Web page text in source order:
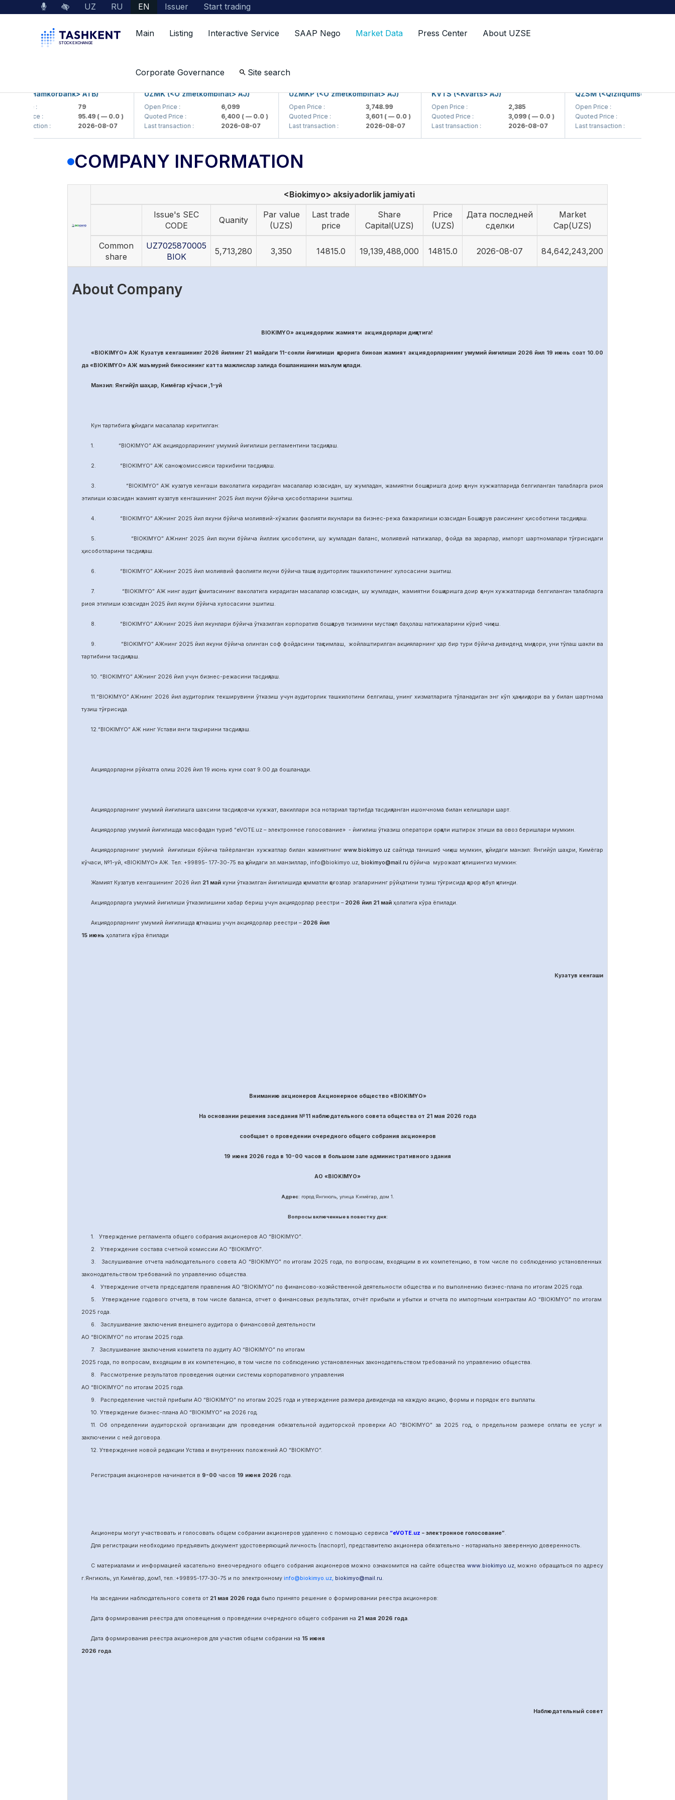
UZ RU EN Issuer Start trading
Main Listing Interactive Service SAAP Nego Market Data Press Center About UZSE
Corporate Governance Site search
Company Information
(<Hamkorbank> ATB)
95.49( — 0.0 )
:
2026-08-07
UZMK (<O'zmetkombinat> AJ)
Open Price :
6,099
Quoted Price :
6,400( — 0.0 )
Last transaction :
2026-08-07
UZMKP (<O'zmetkombinat> AJ)
Open Price :
3,748.99
Quoted Price :
3,601( — 0.0 )
Last transaction :
2026-08-07
KVTS (<Kvarts> AJ)
Open Price :
2,385
Quoted Price :
3,099( — 0.0 )
Last transaction :
2026-08-07
QZSM (<Qizilqumsement> AJ)
Open Price :
Quoted Price :
Last transaction :
COMPANY INFORMATION
<Biokimyo> aksiyadorlik jamiyati
Issue's SEC
CODE
Quanity
Par value
(UZS)
Last trade
price
Share
Capital(UZS)
Price
(UZS)
Дата последней
сделки
Market
Cap(UZS)
Common
share
UZ7025870005
BIOK
5,713,280 3,350 14815.0 19,139,488,000 14815.0 2026-08-07 84,642,243,200
About Company
BIOKIMYO» акциядорлик жамияти акциядорлари диққатига!
«BIOKIMYO» АЖ Кузатув кенгашининг 2026 йилнинг 21 майдаги 11-сонли йиғилиши қарорига биноан жамият акциядорларининг умумий йиғилиши 2026 йил 19 июнь соат 10.00
да «BIOKIMYO» АЖ маъмурий биносининг катта мажлислар залида бошланишини маълум қилади.
Манзил: Янгийўл шаҳар, Кимёгар кўчаси ,1-уй
Кун тартибига қуйидаги масалалар киритилган:
1. “BIOKIMYO” АЖ акциядорларининг умумий йиғилиши регламентини тасдиқлаш.
2. “BIOKIMYO” АЖ саноқ комиссияси таркибини тасдиқлаш.
3. “BIOKIMYO” АЖ кузатув кенгаши ваколатига кирадиган масалалар юзасидан, шу жумладан, жамиятни бошқаришга доир қонун хужжатларида белгиланган талабларга риоя
этилиши юзасидан жамият кузатув кенгашининг 2025 йил якуни бўйича ҳисоботларини эшитиш.
4. “BIOKIMYO” АЖнинг 2025 йил якуни бўйича молиявий-хўжалик фаолияти якунлари ва бизнес-режа бажарилиши юзасидан Бошқарув раисининг ҳисоботини тасдиқлаш.
5. “BIOKIMYO” АЖнинг 2025 йил якуни бўйича йиллик ҳисоботини, шу жумладан баланс, молиявий натижалар, фойда ва зарарлар, импорт шартномалари тўғрисидаги
ҳисоботларини тасдиқлаш.
6. “BIOKIMYO” АЖнинг 2025 йил молиявий фаолияти якуни бўйича ташқи аудиторлик ташкилотининг хулосасини эшитиш.
7. “BIOKIMYO” АЖ нинг аудит қўмитасининг ваколатига кирадиган масалалар юзасидан, шу жумладан, жамиятни бошқаришга доир қонун хужжатларида белгиланган талабларга
риоя этилиши юзасидан 2025 йил якуни бўйича хулосасини эшитиш.
8. “BIOKIMYO” АЖнинг 2025 йил якунлари бўйича ўтказилган корпоратив бошқарув тизимини мустақил баҳолаш натижаларини кўриб чиқиш.
9. “BIOKIMYO” АЖнинг 2025 йил якуни бўйича олинган соф фойдасини тақсимлаш, жойлаштирилган акцияларнинг ҳар бир тури бўйича дивиденд миқдори, уни тўлаш шакли ва
тартибини тасдиқлаш.
10. “BIOKIMYO” АЖнинг 2026 йил учун бизнес-режасини тасдиқлаш.
11.“BIOKIMYO” АЖнинг 2026 йил аудиторлик текширувини ўтказиш учун аудиторлик ташкилотини белгилаш, унинг хизматларига тўланадиган энг кўп ҳақ миқдори ва у билан шартнома
тузиш тўғрисида.
12.“BIOKIMYO” АЖ нинг Устави янги таҳририни тасдиқлаш.
Акциядорларни рўйхатга олиш 2026 йил 19 июнь куни соат 9.00 да бошланади.
Акциядорларнинг умумий йиғилишга шахсини тасдиқловчи хужжат, вакиллари эса нотариал тартибда тасдиқланган ишончнома билан келишлари шарт.
Акциядорлар умумий йиғилишда масофадан туриб “eVOTE.uz – электронное голосование» - йиғилиш ўтказиш оператори орқали иштирок этиши ва овоз беришлари мумкин.
Акциядорларнинг умумий йиғилиши бўйича тайёрланган хужжатлар билан жамиятнинг www.biokimyo.uzсайтида танишиб чиқиш мумкин, қуйидаги манзил: Янгийўл шаҳри, Кимёгар
кўчаси, №1-уй, «BIOKIMYO» АЖ. Тел: +99895- 177-30-75 ва қуйидаги эл.манзиллар, info@biokimyo.uz, biokimyo@mail.ru бўйича мурожаат қилишингиз мумкин:
Жамият Кузатув кенгашининг 2026 йил 21 майкуни ўтказилган йиғилишида қимматли қоғозлар эгаларининг рўйҳатини тузиш тўғрисида қарор қабул қилинди.
Акциядорларга умумий йиғилиши ўтказилишини хабар бериш учун акциядорлар реестри – 2026 йил 21 майҳолатига кўра ёпилади.
Акциядорларнинг умумий йиғилишда қатнашиш учун акциядорлар реестри – 2026 йил
15 июнь ҳолатига кўра ёпилади
Кузатув кенгаши
Вниманию акционеров Акционерное общество «BIOKIMYO»
На основании решения заседания №11 наблюдательного совета общества от 21 мая 2026 года
сообщает о проведении очередного общего собрания акционеров
19 июня 2026 года в 10-00 часов в большом зале административного здания
АО «BIOKIMYO»
Адрес: город Янгиюль, улица Кимёгар, дом 1.
Вопросы включенные в повестку дня:
1. Утверждение регламента общего собрания акционеров АО “BIOKIMYO”.
2.
Утверждение состава счетной комиссии АО “BIOKIMYO”.
3.
Заслушивание отчета наблюдательного совета АО “BIOKIMYO”по итогам 2025 года, по вопросам, входящим в их компетенцию, в том числе по соблюдению установленных
законодательством требований по управлению общества.
4.
Утверждение отчета председателя правления АО “BIOKIMYO”по финансово-хозяйственной деятельности общества и по выполнению бизнес-плана по итогам 2025 года.
5.
Утверждение годового отчета, в том числе баланса, отчет о финансовых результатах, отчёт прибыли и убытки и отчета по импортным контрактам АО “BIOKIMYO” по итогам
2025 года.
6.
Заслушивание заключения внешнего аудитора о финансовой деятельности
АО “BIOKIMYO”по итогам 2025 года.
7.
Заслушивание заключения комитета по аудитуАО “BIOKIMYO”по итогам
2025 года, по вопросам, входящим в их компетенцию, в том числе по соблюдению установленных законодательством требований по управлению общества.
8.
Рассмотрение результатов проведения оценки системы корпоративного управления
АО “BIOKIMYO”по итогам 2025 года.
9.
Распределение чистой прибыли АО “BIOKIMYO”по итогам 2025 года и утверждение размера дивиденда на каждую акцию, формы и порядок его выплаты.
10. Утверждение бизнес-плана АО “BIOKIMYO”на 2026 год.
11.
Об определении аудиторской организации для проведения обязательной аудиторской проверки АО “BIOKIMYO” за 2025 год, о предельном размере оплаты ее услуг и
заключении с ней договора.
12. Утверждение новой редакции Устава и внутренних положений АО “BIOKIMYO”.
Регистрация акционеров начинается в 9-00 часов 19 июня 2026 года.
Акционеры могут участвовать и голосовать общем собрании акционеров удаленно с помощью сервиса “eVOTE.uz – электронное голосование”.
Для регистрации необходимо предъявить документ удостоверяющий личность (паспорт), представителю акционера обязательно - нотариально заверенную доверенность.
С материалами и информацией касательно внеочередного общего собрания акционеров можно ознакомится на сайте общества www.biokimyo.uz, можно обращаться по адресу
г.Янгиюль, ул.Кимёгар, дом1, тел.:+99895-177-30-75 и по электронному info@biokimyo.uz, biokimyo@mail.ru.
На заседании наблюдательного совета от 21 мая 2026 годабыло принято решение о формировании реестра акционеров:
Дата формирования реестра для оповещения о проведении очередного общего собрания на 21 мая 2026 года.
Дата формирования реестра акционеров для участия общем собрании на 15 июня
2026 года.
Наблюдательный совет